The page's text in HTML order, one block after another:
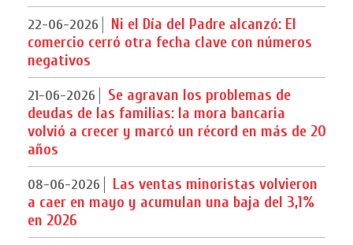
22-06-2026
Ni el Día del Padre alcanzó: El
comercio cerró otra fecha clave con números
negativos
21-06-2026
Se agravan los problemas de
deudas de las familias: la mora bancaria
volvió a crecer y marcó un récord en más de 20
años
08-06-2026
Las ventas minoristas volvieron
a caer en mayo y acumulan una baja del 3,1%
en 2026